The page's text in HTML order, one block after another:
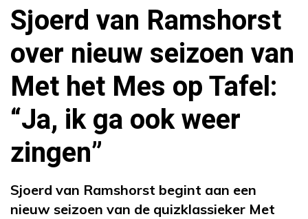
Sjoerd van Ramshorst
over nieuw seizoen van
Met het Mes op Tafel:
“Ja, ik ga ook weer
zingen”
Sjoerd van Ramshorst begint aan een
nieuw seizoen van de quizklassieker Met